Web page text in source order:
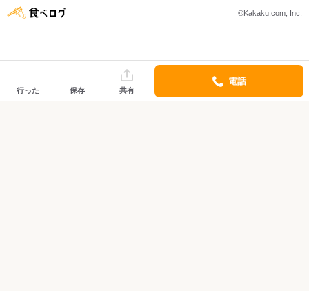
©Kakaku.com, Inc.
行った 保存 共有
電話